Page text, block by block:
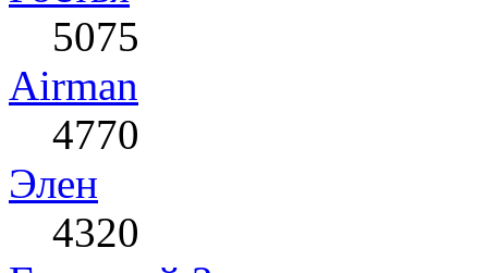
5075
Airman
4770
Элен
4320